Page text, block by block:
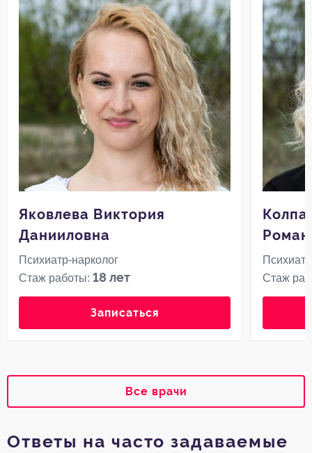
Яковлева Виктория
Данииловна
Психиатр-нарколог
Стаж работы:18 лет
Записаться
Стаж
Все врачи
Ответы на часто задаваемые